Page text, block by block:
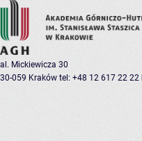
al. Mickiewicza 30
30-059 Kraków tel: +48 12 617 22 22